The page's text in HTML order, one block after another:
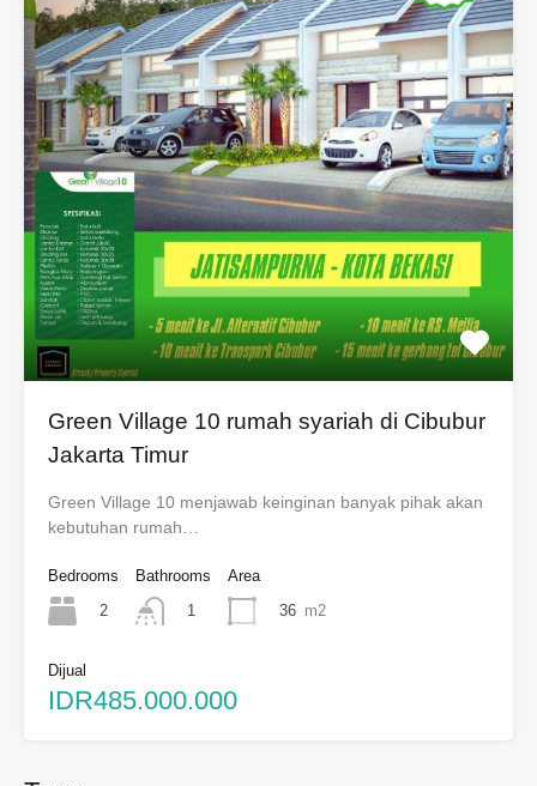
Green Village 10 rumah syariah di Cibubur
Jakarta Timur
Green Village 10 menjawab keinginan banyak pihak akan
kebutuhan rumah…
Bedrooms
2
Bathrooms
1
Area
36 m2
Dijual
IDR485.000.000